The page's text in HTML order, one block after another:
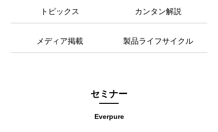
トピックス カンタン解説
メディア掲載 製品ライフサイクル
Everpure
セミナー